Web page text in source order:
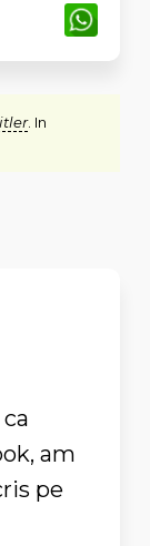
. In
am
pe